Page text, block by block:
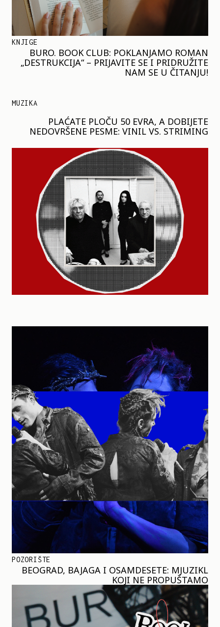
KNJIGE
BURO. BOOK CLUB: POKLANJAMO ROMAN
„DESTRUKCIJA“ – PRIJAVITE SE I PRIDRUŽITE
NAM SE U ČITANJU!
MUZIKA
PLAĆATE PLOČU 50 EVRA, A DOBIJETE
NEDOVRŠENE PESME: VINIL VS. STRIMING
POZORIŠTE
BEOGRAD, BAJAGA I OSAMDESETE: MJUZIKL
KOJI NE PROPUŠTAMO